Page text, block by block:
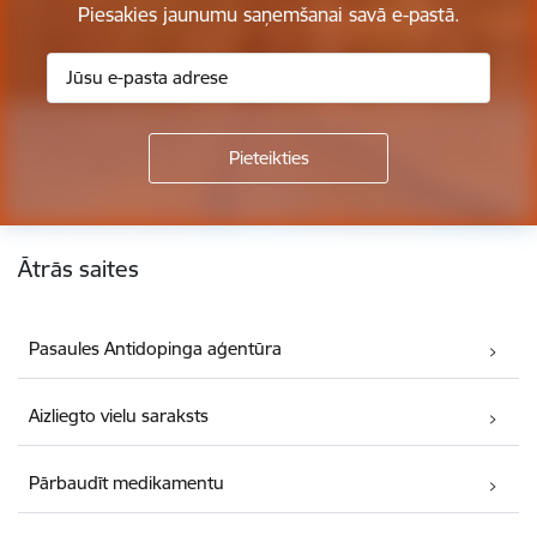
Piesakies jaunumu saņemšanai savā e-pastā.
Ātrās saites
Pasaules Antidopinga aģentūra
Aizliegto vielu saraksts
Pārbaudīt medikamentu